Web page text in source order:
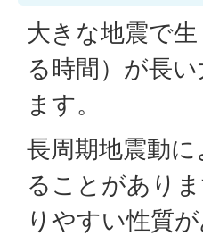
大きな地震で
る時間）が長
ます。
長周期地震動
ることがあり
りやすい性質